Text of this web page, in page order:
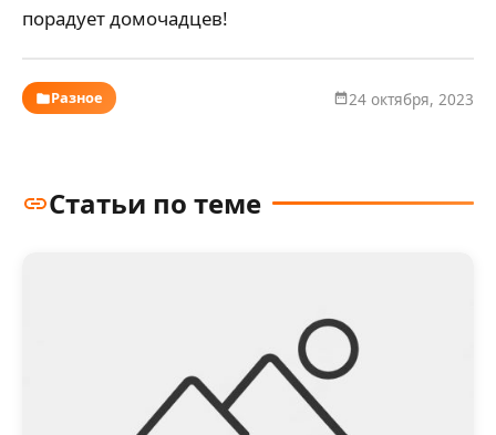
порадует домочадцев!
Разное 24 октября, 2023
Статьи по теме